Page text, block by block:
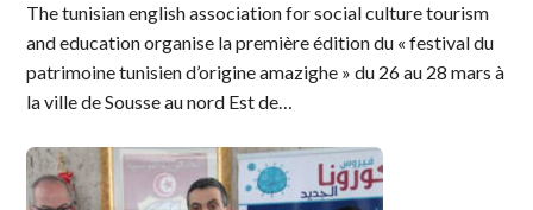
The tunisian english association for social culture tourism
and education organise la première édition du « festival du
patrimoine tunisien d’origine amazighe » du 26 au 28 mars à
la ville de Sousse au nord Est de…